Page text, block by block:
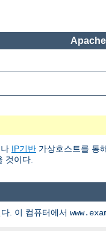
IP기반 가상호스트를 통
것이다.
. 이 컴퓨터에서